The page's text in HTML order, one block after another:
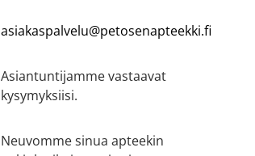
asiakaspalvelu@petosenapteekki.fi
Asiantuntijamme vastaavat
kysymyksiisi.
Neuvomme sinua apteekin